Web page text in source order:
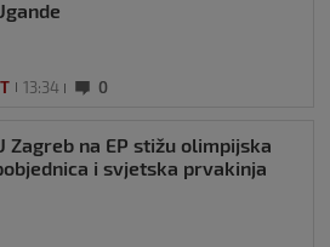
13:34 0
Zagreb na EP stižu olimpijska
i svjetska prvakinja